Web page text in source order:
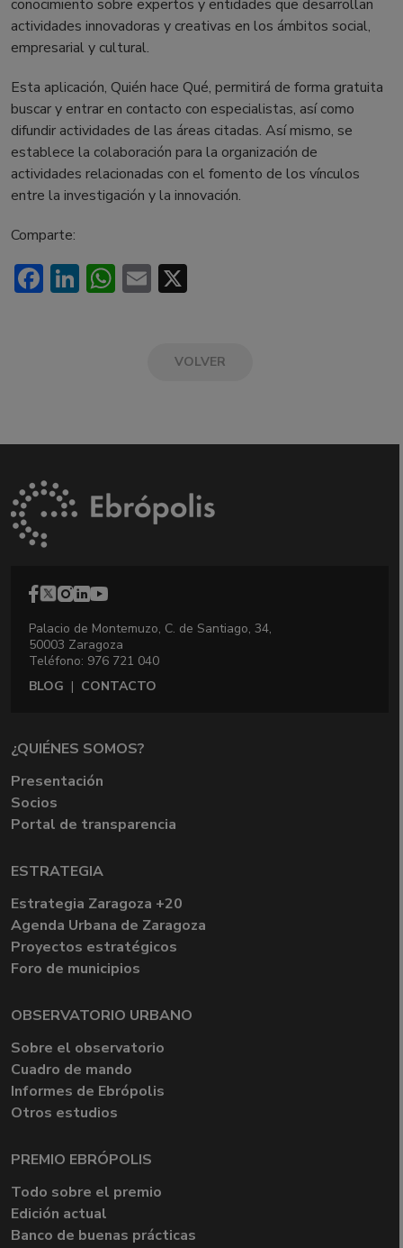
conocimiento sobre expertos y entidades que desarrollan
actividades innovadoras y creativas en los ámbitos social,
empresarial y cultural.
Esta aplicación, Quién hace Qué, permitirá de forma gratuita
buscar y entrar en contacto con especialistas, así como
difundir actividades de las áreas citadas. Así mismo, se
establece la colaboración para la organización de
actividades relacionadas con el fomento de los vínculos
entre la investigación y la innovación.
Comparte:
Facebook
LinkedIn
WhatsApp
Email
VOLVER
Palacio de Montemuzo, C. de Santiago, 34,
50003 Zaragoza
Teléfono: 976 721 040
BLOG | CONTACTO
¿QUIÉNES SOMOS?
Presentación
Socios
Portal de transparencia
ESTRATEGIA
Estrategia Zaragoza +20
Agenda Urbana de Zaragoza
Proyectos estratégicos
Foro de municipios
OBSERVATORIO URBANO
Sobre el observatorio
Cuadro de mando
Informes de Ebrópolis
Otros estudios
PREMIO EBRÓPOLIS
Todo sobre el premio
Edición actual
Banco de buenas prácticas